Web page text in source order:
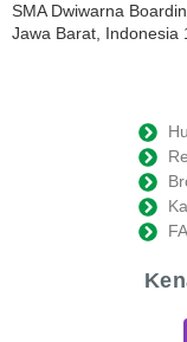
SMA Dwiwarna
Jawa Barat, Indonesia